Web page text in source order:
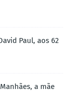
Paul, aos 62
a mãe